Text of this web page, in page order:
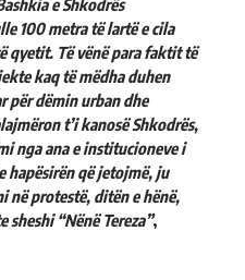
100 metra të lartë e cila
qyetit. Të vënë para faktit të
kaq të mëdha duhen
për dëmin urban dhe
t’i kanosë Shkodrës,
nga ana e institucioneve i
hapësirën që jetojmë, ju
në protestë, ditën e hënë,
“Nënë Tereza”,